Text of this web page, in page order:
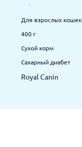
Для взрослых кошек
400 г
Сухой корм
Сахарный диабет
Royal Canin